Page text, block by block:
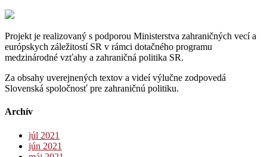
Projekt je realizovaný s podporou Ministerstva zahraničných vecí a
európskych záležitostí SR v rámci dotačného programu
medzinárodné vzťahy a zahraničná politika SR.
Za obsahy uverejnených textov a videí výlučne zodpovedá
Slovenská spoločnosť pre zahraničnú politiku.
Archív
júl 2021
jún 2021